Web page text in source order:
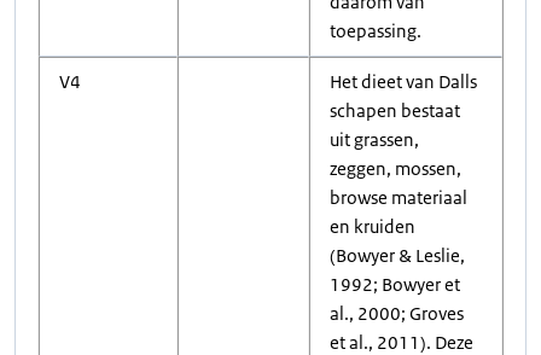
toepassing.
V4
Het dieet van Dalls
schapen bestaat
uit grassen,
zeggen, mossen,
browse materiaal
en kruiden
(Bowyer & Leslie,
1992; Bowyer et
al., 2000; Groves
et al., 2011). Deze